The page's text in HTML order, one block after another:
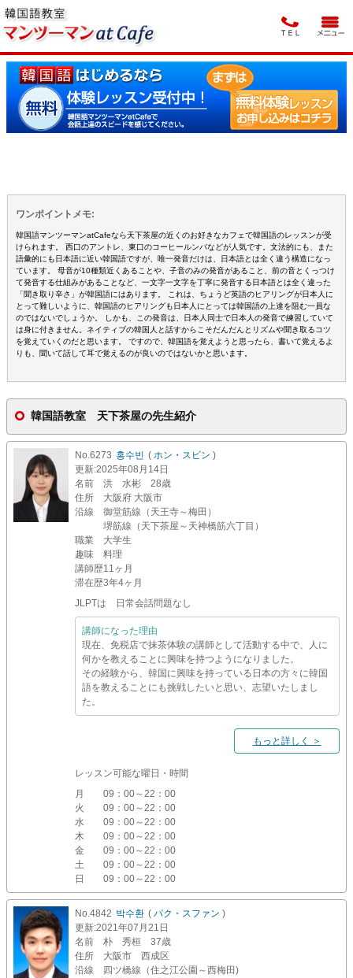
ワンポイントメモ:
韓国語マンツーマンatCafeなら天下茶屋の近くのお好きなカフェで韓国語のレッスンが受
けられます。 西口のアントレ、東口のコーヒールンバなどが人気です。文法的にも、また
語彙的にも日本語に近い韓国語ですが、唯一発音だけは、日本語とは全く違う構造になっ
ています。 母音が10種類近くあることや、子音のみの発音があること、前の音とくっつけ
て発音する仕組みがあることなど、一文字一文字を丁寧に発音する日本語とは全く違った
「聞き取り辛さ」が韓国語にはあります。 これは、ちょうど英語のヒアリングが日本人に
とって難しいように、韓国語のヒアリングも日本人にとっては韓国語の上達を阻む一員な
のではないでしょうか。 しかも、この発音は、日本人同士で日本人の発音で練習していて
は身に付きません。ネイティブの韓国人と話すからこそだんだんとリズムや聞き取るコツ
を覚えていくのだと思います。 ですので、韓国語を覚えようと思ったら、書いて覚えるよ
りも、聞いて話して耳で覚えるのが良いのではないかと思います。
韓国語教室 天下茶屋の先生紹介
No.6273 홍수빈 ( ホン・スビン )
更新:2025年08月14日
名前
洪 水彬 28歳
住所
大阪府 大阪市
沿線
御堂筋線（天王寺～梅田）
堺筋線（天下茶屋～天神橋筋六丁目）
職業
大学生
趣味
料理
講師歴11ヶ月
滞在歴3年4ヶ月
JLPTは 日常会話問題なし
講師になった理由
現在、免税店で抹茶体験の講師として活動する中で、人に
何かを教えることに興味を持つようになりました。
その経験から、韓国に興味を持っている日本の方々に韓国
語を教えることにも挑戦したいと思い、志望いたしまし
た。
もっと詳しく ＞
レッスン可能な曜日・時間
月
09：00～22：00
火
09：00～22：00
水
09：00～22：00
木
09：00～22：00
金
09：00～22：00
土
09：00～22：00
日
09：00～22：00
No.4842 박수환 ( パク・スファン )
更新:2021年07月21日
名前
朴 秀桓 37歳
住所
大阪市 西成区
沿線
四ツ橋線（住之江公園～西梅田)